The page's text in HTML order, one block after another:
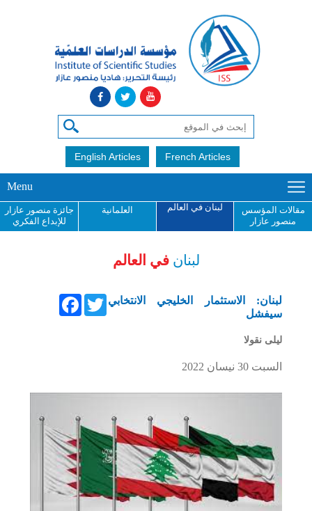
English Articles French Articles
Menu
مقالات المؤسس
منصور عازار
لبنان في العالم العلمانية
جائزة منصور عازار
للإبداع الفكري
لبنان في العالم
FacebookTwitter لبنان: الاستثمار الخليجي الانتخابي
سيفشل
ليلى نقولا
السبت 30 نيسان 2022